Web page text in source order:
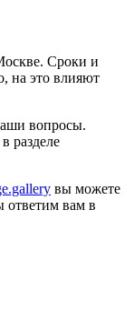
Сроки и
на это влияют
вопросы.
разделе
вы можете
ответим вам в